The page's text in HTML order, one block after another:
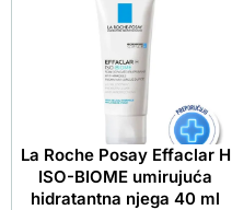
La Roche Posay Effaclar H
ISO-BIOME umirujuća
hidratantna njega 40 ml